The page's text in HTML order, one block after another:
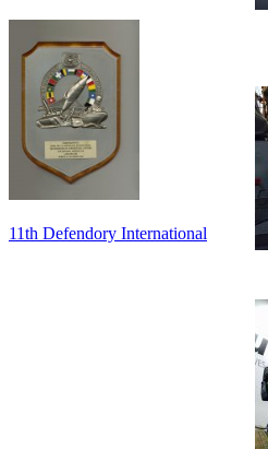
11th Defendory International